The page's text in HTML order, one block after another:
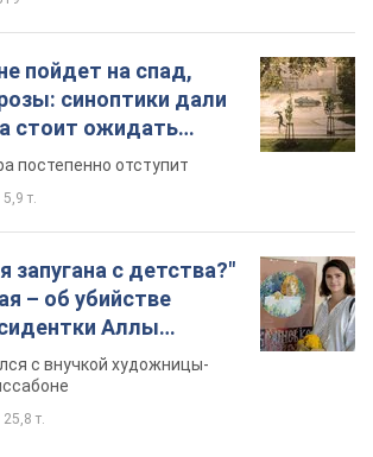
с детства?"
– об убийстве
Аллы
сына Стуса и
с пятью
с внучкой художницы-